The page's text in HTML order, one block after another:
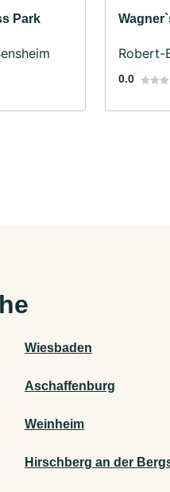
Park
Robert-
0.0
Wiesbaden
Aschaffenburg
Weinheim
Hirschberg an der